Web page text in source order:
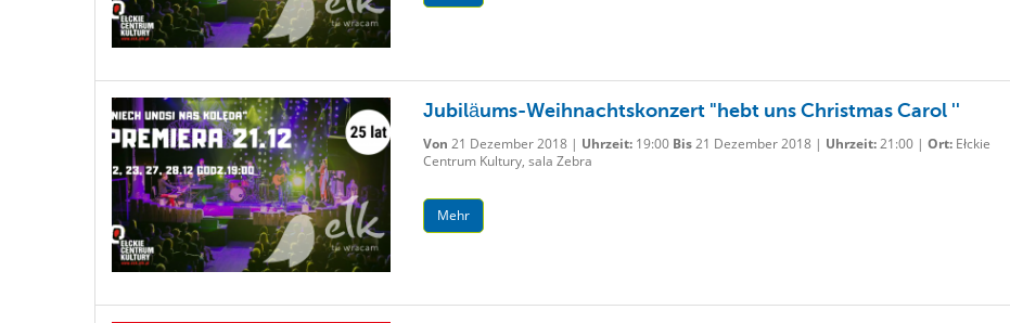
Jubiläums-Weihnachtskonzert "hebt uns Christmas Carol ''
Von 21 Dezember 2018 | Uhrzeit:19:00 Bis21 Dezember 2018 | Uhrzeit:21:00 | Ort:Ełckie
Centrum Kultury, sala Zebra
Mehr